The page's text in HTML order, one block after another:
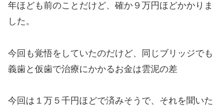
年ほども前のことだけど、確か９万円ほどかかりま
した。
今回も覚悟をしていたのだけど、同じブリッジでも
義歯と仮歯で治療にかかるお金は雲泥の差
今回は１万５千円ほどで済みそうで、それを聞いた